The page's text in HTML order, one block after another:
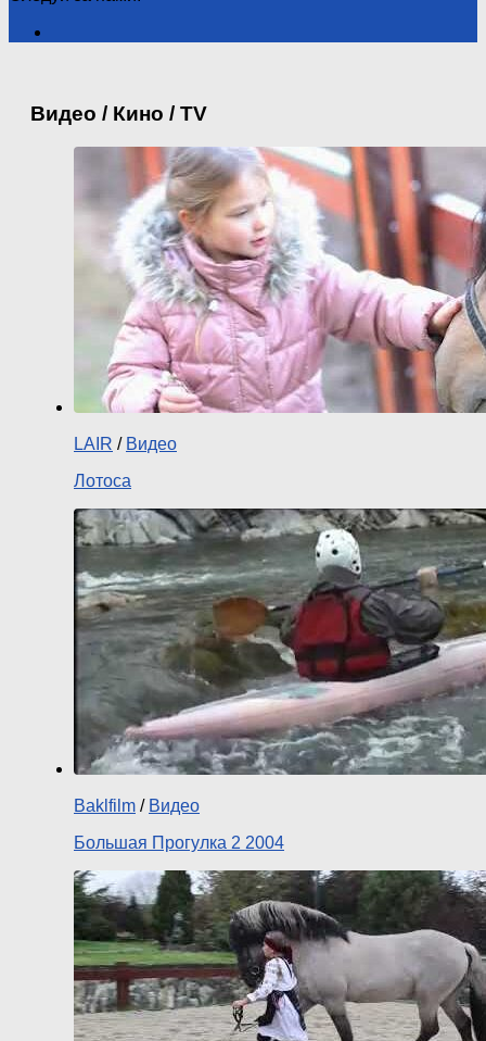
Видео / Кино / TV
LAIR / Видео
Лотоса
Baklfilm / Видео
Большая Прогулка 2 2004